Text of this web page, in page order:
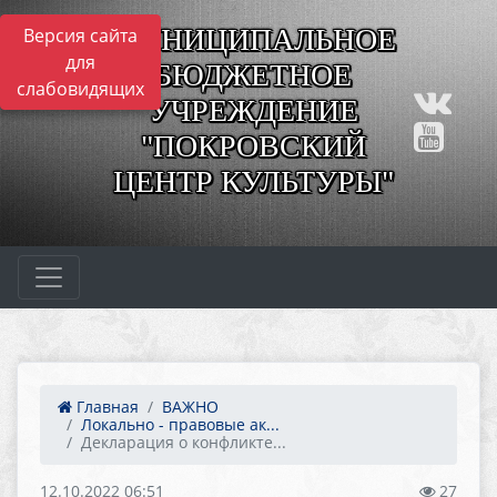
Версия сайта
для
слабовидящих
МУНИЦИПАЛЬНОЕ
БЮДЖЕТНОЕ
УЧРЕЖДЕНИЕ
"ПОКРОВСКИЙ
ЦЕНТР КУЛЬТУРЫ"
Главная
ВАЖНО
Локально - правовые ак...
Декларация о конфликте...
12.10.2022 06:51 27